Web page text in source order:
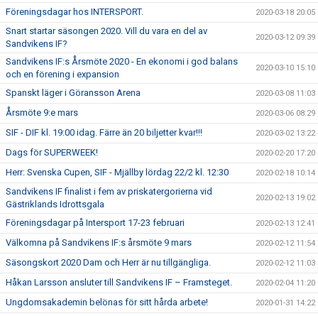
Föreningsdagar hos INTERSPORT. 2020-03-18 20:05
Snart startar säsongen 2020. Vill du vara en del av
Sandvikens IF?
2020-03-12 09:39
Sandvikens IF:s Årsmöte 2020 - En ekonomi i god balans
och en förening i expansion
2020-03-10 15:10
Spanskt läger i Göransson Arena 2020-03-08 11:03
Årsmöte 9:e mars 2020-03-06 08:29
SIF - DIF kl. 19:00 idag. Färre än 20 biljetter kvar!!! 2020-03-02 13:22
Dags för SUPERWEEK! 2020-02-20 17:20
Herr: Svenska Cupen, SIF - Mjällby lördag 22/2 kl. 12:30 2020-02-18 10:14
Sandvikens IF finalist i fem av priskatergorierna vid
Gästriklands Idrottsgala
2020-02-13 19:02
Föreningsdagar på Intersport 17-23 februari 2020-02-13 12:41
Välkomna på Sandvikens IF:s årsmöte 9 mars 2020-02-12 11:54
Säsongskort 2020 Dam och Herr är nu tillgängliga. 2020-02-12 11:03
Håkan Larsson ansluter till Sandvikens IF – Framsteget. 2020-02-04 11:20
Ungdomsakademin belönas för sitt hårda arbete! 2020-01-31 14:22